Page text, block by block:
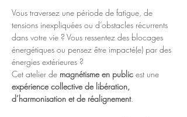
Vous traversez une période de fatigue, de
tensions inexpliquées ou d’obstacles récurrents
dans votre vie ? Vous ressentez des blocages
énergétiques ou pensez être impacté(e) par des
énergies extérieures ?
Cet atelier de magnétisme en public est une
expérience collective de libération,
d’harmonisation et de réalignement.